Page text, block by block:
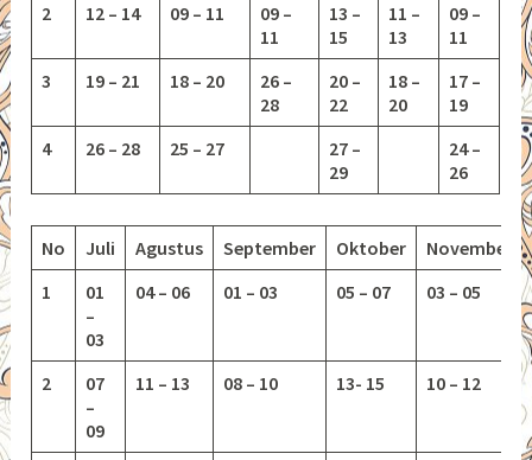
2
12 – 14 09 – 11
09 –
11
13 –
15
11 –
13
09 –
11
3
19 – 21 18 – 20
26 –
28
20 –
22
18 –
20
17 –
19
4
26 – 28 25 – 27
27 –
29
24 –
26
No Juli Agustus September Oktober
November
1
01
–
03
04 – 06 01 – 03 05 – 07 03 – 05
2
07
–
09
11 – 13 08 – 10 13- 15 10 – 12